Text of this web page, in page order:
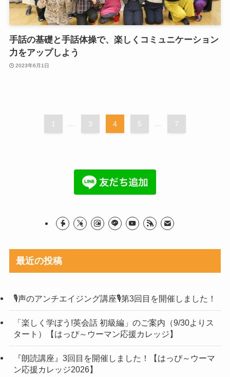
手話の基礎と手話体操で、楽しくコミュニケーション
力をアップしよう
2023年6月1日
1 ... 3 4 5 ... 7
最近の投稿
🎙声のアンチエイジング講座🎙第3回目を開催しました！
「楽しく学ぼう!英会話 初級編」のご案内（9/30よりス
タート）【はっぴ～ウーマン応援カレッジ】
『朗読講座』3回目を開催しました！【はっぴ～ウーマ
ン応援カレッジ2026】